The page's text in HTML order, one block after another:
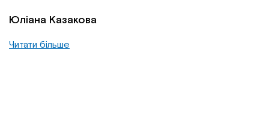
Юліана Казакова
Читати більше